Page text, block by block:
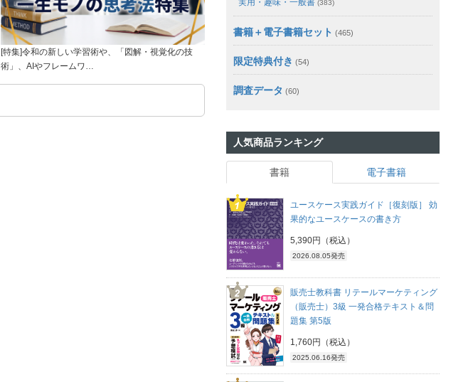
[特集]令和の新しい学習術や、「図解・視覚化の技
術」、AIやフレームワ…
実用・趣味・一般書 (383)
書籍＋電子書籍セット (465)
限定特典付き (54)
調査データ (60)
人気商品ランキング
書籍 電子書籍
ユースケース実践ガイド［復刻版］ 効
果的なユースケースの書き方
5,390円（税込）
2026.08.05発売
販売士教科書 リテールマーケティング
（販売士）3級 一発合格テキスト＆問
題集 第5版
1,760円（税込）
2025.06.16発売